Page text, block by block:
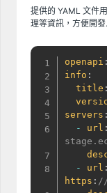
提供的 YAML 文件
理等資訊，方便開
openapi :
info :
title :
servers :
-
url :
-
url :
https :